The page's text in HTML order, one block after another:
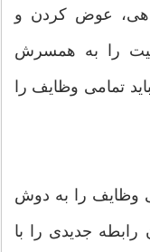
عوض کردن و
را به همسرش
تمامی وظایف را
وظایف را به دوش
جدیدی را با